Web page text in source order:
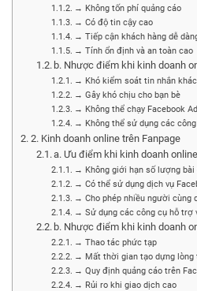
→ Không tốn phí quảng cáo
→ Có độ tin cậy cao
→ Tiếp cận khách hàng dễ
→ Tính ổn định và an toàn cao
b. Nhược điểm khi kinh doanh
→ Khó kiểm soát tin nhắn
→ Gây khó chịu cho bạn bè
→ Không thể chạy Facebook
→ Không thể sử dụng các
2. Kinh doanh online trên Fanpage
a. Ưu điểm khi kinh doanh
→ Không giới hạn số lượng bài
→ Có thể sử dụng dịch vụ
→ Cho phép nhiều người cùng
→ Sử dụng các công cụ hỗ trợ
b. Nhược điểm khi kinh doanh
→ Thao tác phức tạp
→ Mất thời gian tạo dựng lòng
→ Quy định quảng cáo trên
→ Rủi ro khi giao dịch cao